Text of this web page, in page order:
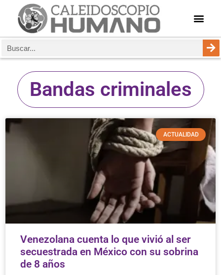
Bandas criminales
ACTUALIDAD
Venezolana cuenta lo que vivió al ser
secuestrada en México con su sobrina
de 8 años